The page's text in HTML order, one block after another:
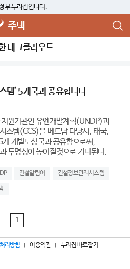
부 누리집입니다.
주택
태그클라우드
템’ 5개국과 공유합니다
원기관인 유엔개발계획(UNDP)과
스템(CCS)을 베트남 다낭시, 태국,
개발도상국과 공유함으로써,
투명성이 높아질것으로 기대된다.
건설알림이 건설정보관리시스템
1
리방침 이용약관 누리집 바로잡기